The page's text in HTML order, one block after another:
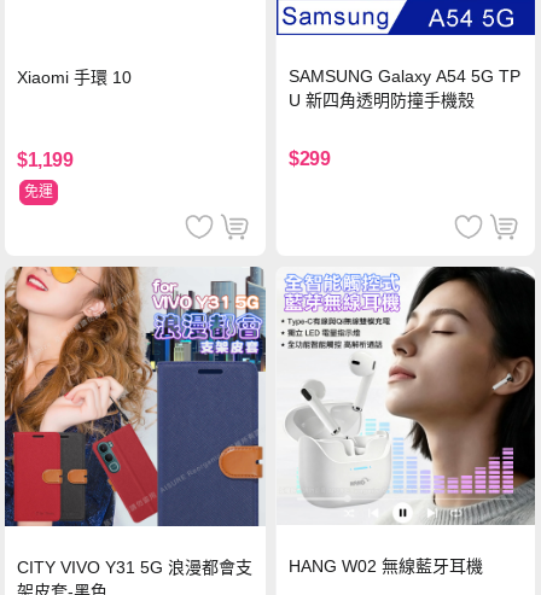
Xiaomi 手環 10
$1,199
免運
SAMSUNG Galaxy A54 5G TP
U 新四角透明防撞手機殼
$299
CITY VIVO Y31 5G 浪漫都會支
架皮套-黑色
HANG W02 無線藍牙耳機